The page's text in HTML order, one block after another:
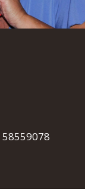
58559078